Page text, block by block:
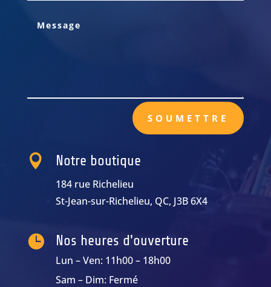
SOUMETTRE
 Notre boutique
184 rue Richelieu
St-Jean-sur-Richelieu, QC, J3B 6X4
 Nos heures d'ouverture
Lun – Ven: 11h00 – 18h00
Sam – Dim: Fermé